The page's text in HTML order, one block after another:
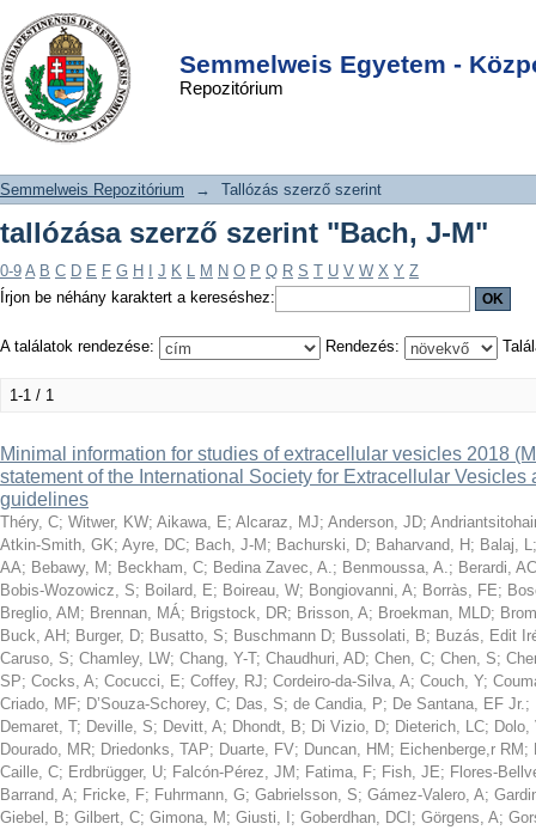
Semmelweis Egyetem -
Repozitórium
tallózása szerző szerint "Bach, J-M"
DSpace/Manakin Repository
Semmelweis Repozitórium → Tallózás szerző szerint
tallózása szerző szerint "Bach, J-M"
0-9 A B C D E F G H J K L M N O P Q R S T U V W X Y Z
Írjon be néhány karaktert a kereséshez:
A találatok rendezése: Rendezés:
1-1 / 1
Minimal information for studies of extracellular vesicles 2018
statement of the International Society for Extracellular Vesicles
guidelines
Théry, C; Witwer, KW; Aikawa, E; Alcaraz, MJ; Anderson, JD;
Atkin-Smith, GK; Ayre, DC; Bach, J-M ; Bachurski, D; Baharvand, H ; Balaj, L
AA; Bebawy, M ; Beckham, C; Bedina Zavec, A.; Benmoussa, A.; Berardi, AC
Bobis-Wozowicz, S; Boilard, E; Boireau, W; Bongiovanni, A; Borràs, FE;
Breglio, AM ; Brennan, MÁ; Brigstock, DR; Brisson, A; Broekman, MLD;
Buck, AH ; Burger, D; Busatto, S; Buschmann D; Bussolati, B; Buzás, Edit
Caruso, S; Chamley, LW; Chang, Y-T; Chaudhuri, AD; Chen, C; Chen, S;
SP; Cocks, A; Cocucci, E; Coffey, RJ; Cordeiro-da-Silva, A; Couch, Y;
Criado, MF; D’Souza-Schorey, C; Das, S; de Candia, P; De Santana, EF Jr.;
Demaret, T; Deville, S; Devitt, A; Dhondt, B; Di Vizio, D; Dieterich, LC; Dolo,
Dourado, MR; Driedonks, TAP; Duarte, FV; Duncan, HM ; Eichenberge,r RM ;
Caille, C; Erdbrügger, U; Falcón-Pérez, JM ; Fatima, F; Fish, JE; Flores-
Barrand, A; Fricke, F; Fuhrmann, G; Gabrielsson, S; Gámez-Valero, A;
Giebel, B; Gilbert, C; Gimona, M ; Giusti, I ; Goberdhan, DCI ; Görgens, A;